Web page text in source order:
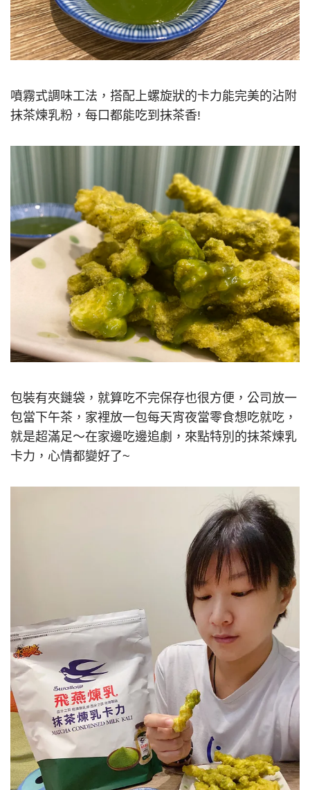
噴霧式調味工法，搭配上螺旋狀的卡力能完美的沾附
抹茶煉乳粉，每口都能吃到抹茶香!
包裝有夾鏈袋，就算吃不完保存也很方便，公司放一
包當下午茶，家裡放一包每天宵夜當零食想吃就吃，
就是超滿足～在家邊吃邊追劇，來點特別的抹茶煉乳
卡力，心情都變好了~